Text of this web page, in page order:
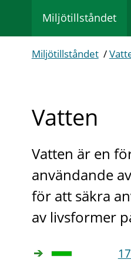
Miljötillståndet
Miljötillståndet /
Vatten
Vatten är en
användande
för att säkra
av livsformer